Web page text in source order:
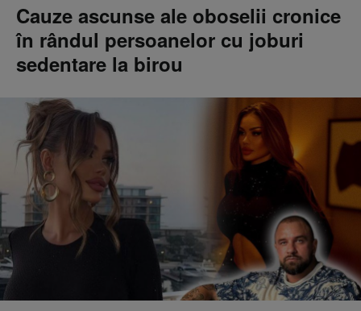
Cauze ascunse ale oboselii cronice
în rândul persoanelor cu joburi
sedentare la birou